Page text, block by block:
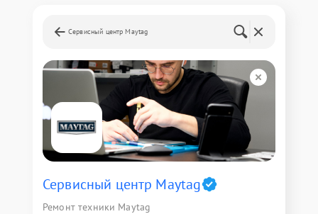
Сервисный центр Maytag
Сервисный центр Maytag
Ремонт техники Maytag